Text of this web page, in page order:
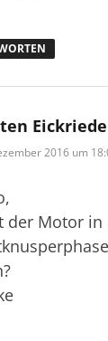
Eickriede
2016 um
der Motor in